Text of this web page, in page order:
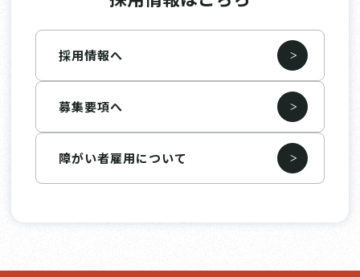
採用情報へ
募集要項へ
障がい者雇用について